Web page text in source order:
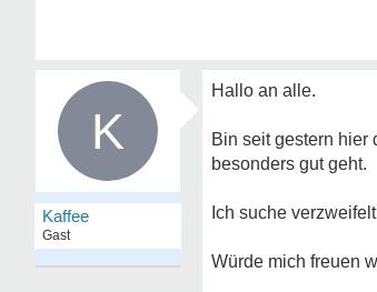
K
Kaffee
Gast
Hallo an alle.
Bin seit gestern hier
besonders gut geht.
Ich suche
Würde mich freuen